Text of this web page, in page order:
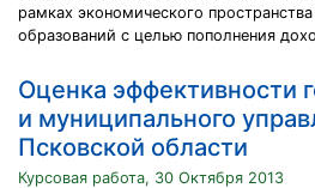
рамках экономического
образований с целью пополнения
Оценка эффективности
и муниципального
Псковской области
Курсовая работа, 30 Октября 2013